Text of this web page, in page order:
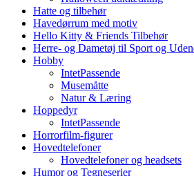
Hatte og tilbehør
Havedørrum med motiv
Hello Kitty & Friends Tilbehør
Herre- og Dametøj til Sport og
Hobby
IntetPassende
Musemåtte
Natur & Læring
Hoppedyr
IntetPassende
Horrorfilm-figurer
Hovedtelefoner
Hovedtelefoner og headsets
Humor og Tegneserier